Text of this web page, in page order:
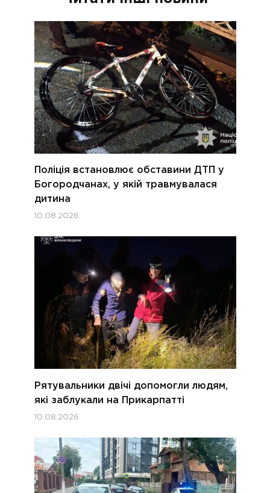
Поліція встановлює обставини ДТП у
Богородчанах, у якій травмувалася
дитина
10.08.2026
Рятувальники двічі допомогли людям,
які заблукали на Прикарпатті
10.08.2026